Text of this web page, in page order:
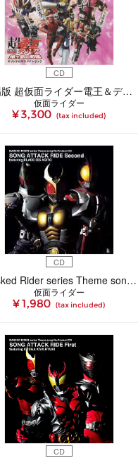
CD
劇場版 超仮面ライダー電王＆ディケイド 鬼ヶ島の戦艦 オリジナルサウンドトラック
仮面ライダー
¥ 3,300 (tax included)
CD
Masked Rider series Theme song Re-Product CD SONG ATTACK RIDE Second featuring BLADE 555 AGITΩ
仮面ライダー
¥ 1,980 (tax included)
CD